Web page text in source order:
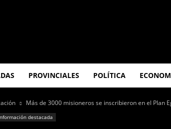
PROVINCIALES POLÍTICA
Más de 3000 misioneros se inscribieron en el Plan
destacada